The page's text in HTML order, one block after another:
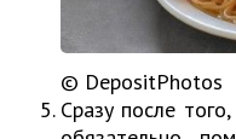
© DepositPhotos
Сразу после